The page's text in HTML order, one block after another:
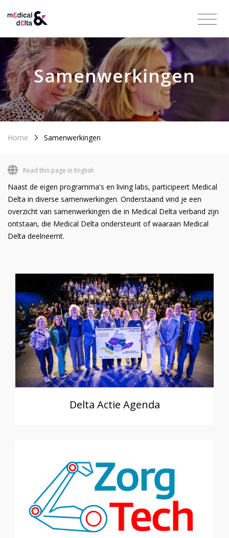
Samenwerkingen
Home Samenwerkingen
Read this page in English
Naast de eigen programma's en living labs, participeert Medical
Delta in diverse samenwerkingen. Onderstaand vind je een
overzicht van samenwerkingen die in Medical Delta verband zijn
ontstaan, die Medical Delta ondersteunt of waaraan Medical
Delta deelneemt.
Delta Actie Agenda